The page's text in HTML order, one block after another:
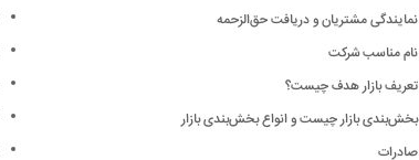
نمایندگی مشتریان و دریافت حق‌الزحمه
نام مناسب شرکت
تعریف بازار هدف چیست؟
بخش‌بندی بازار چیست و انواع بخش‌بندی بازار
صادرات